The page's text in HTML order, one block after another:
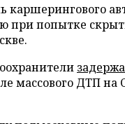
каршерингового
при попытке
массового ДТП на